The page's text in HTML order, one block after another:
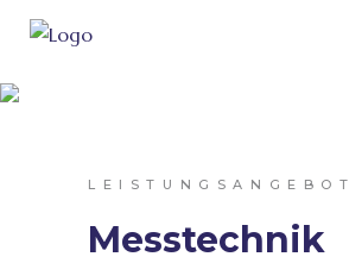
LEISTUNGSANGEBOT
Messtechnik